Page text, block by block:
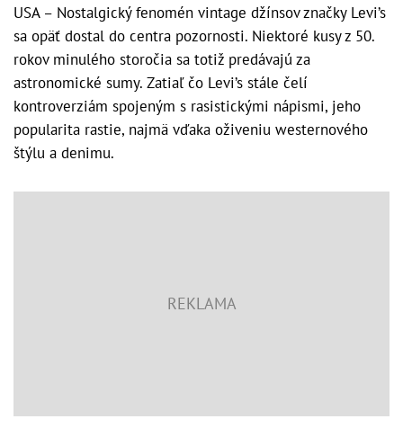
USA – Nostalgický fenomén vintage džínsov značky Levi’s
sa opäť dostal do centra pozornosti. Niektoré kusy z 50.
rokov minulého storočia sa totiž predávajú za
astronomické sumy. Zatiaľ čo Levi’s stále čelí
kontroverziám spojeným s rasistickými nápismi, jeho
popularita rastie, najmä vďaka oživeniu westernového
štýlu a denimu.